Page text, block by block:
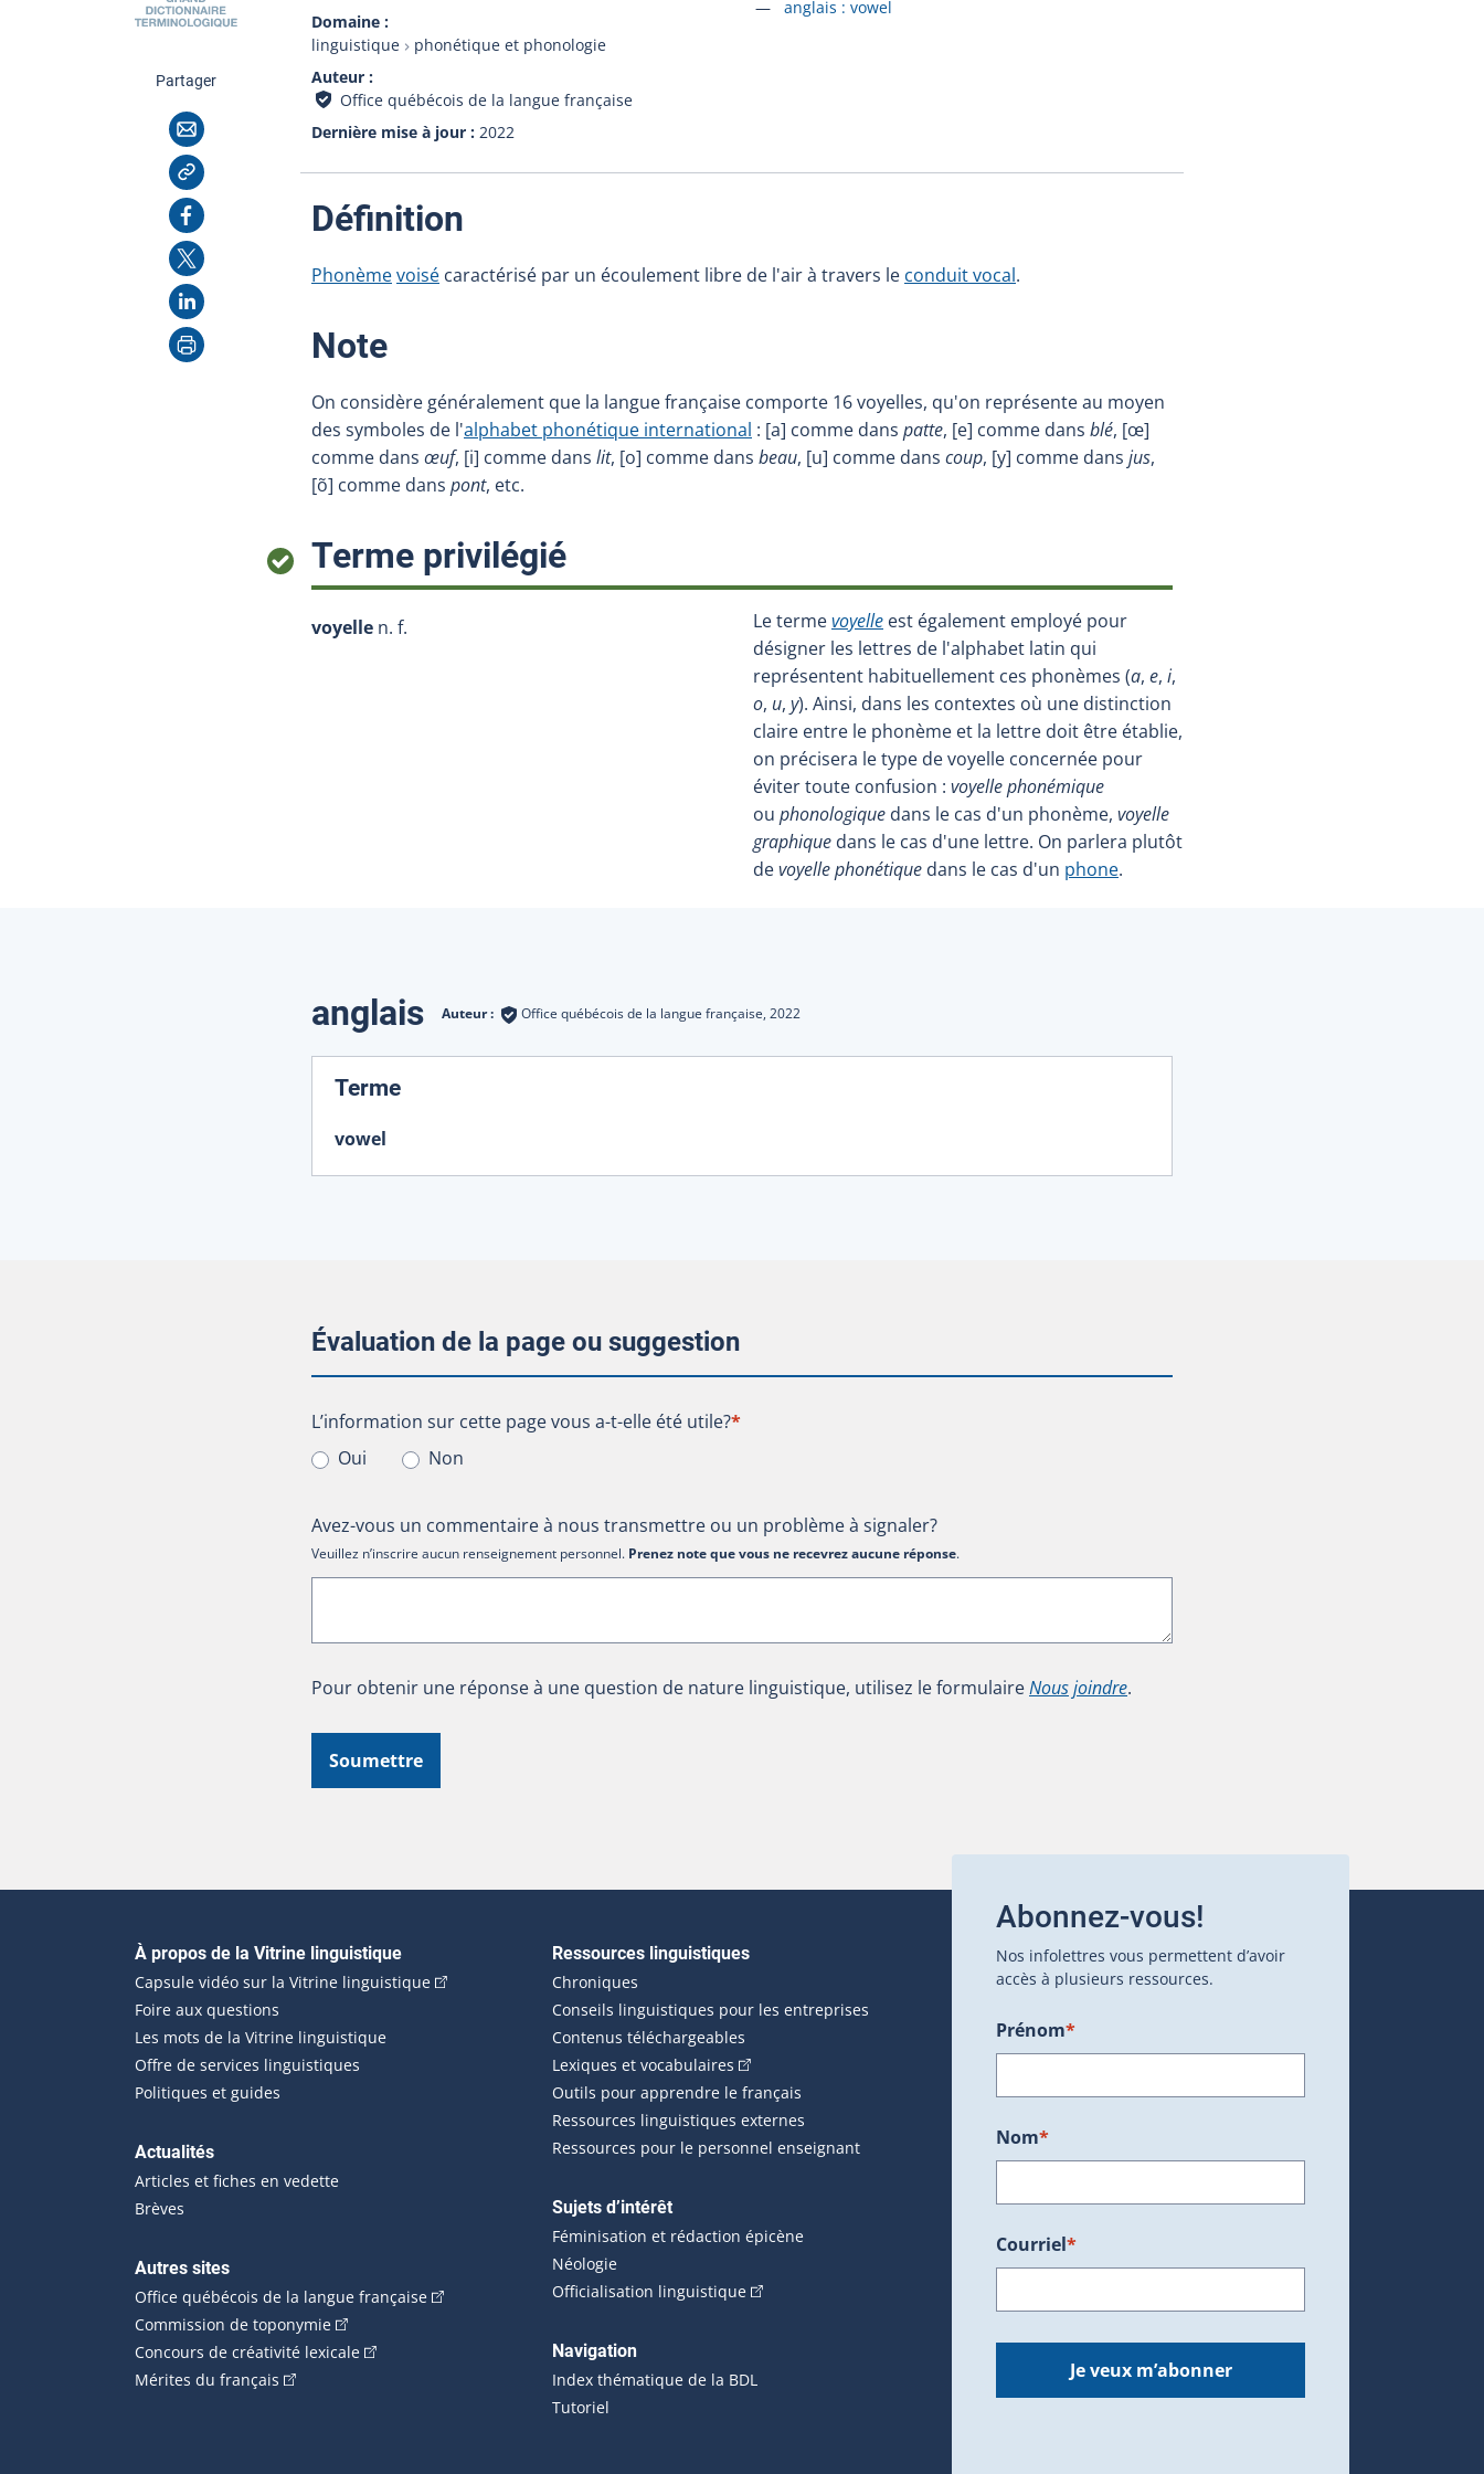
Domaine
linguistique
phonétique et phonologie
Auteur
Office québécois de la langue française
Dernière mise à jour
2022
Accéder à la fiche en
anglais : vowel
Partagercette page
Courriel
Copier l'adresse
Facebook
X
LinkedIn
Imprimer
Définition
Phonèmevoisé caractérisé par un écoulement libre de l'air à travers le conduit vocal.
Note:
On considère généralement que la langue française comporte 16 voyelles, qu'on représente au moyen
des symboles de l'alphabet phonétique international : [a] comme dans patte, [e] comme dans blé, [œ]
comme dans œuf, [i] comme dans lit, [o] comme dans beau, [u] comme dans coup, [y] comme dans jus,
[õ] comme dans pont, etc.
Terme privilégié:
voyelle n. f. Le termevoyelle est également employé pour
désigner les lettres de l'alphabet latin qui
représentent habituellement ces phonèmes (a, e, i,
o, u, y). Ainsi, dans les contextes où une distinction
claire entre le phonème et la lettre doit être établie,
on précisera le type de voyelle concernée pour
éviter toute confusion : voyelle phonémique
ou phonologique dans le cas d'un phonème, voyelle
graphique dans le cas d'une lettre. On parlera plutôt
devoyelle phonétique dans le cas d'un phone.
Traductions
anglais Auteur : Office québécois de la langue française, 2022
Terme:
vowel
Évaluation de la page ou suggestion
L’information sur cette page vous a-t-elle été utile?
L’information sur cette page vous a-t-elle été utile?*
Oui
Non
Avez-vous un commentaire à nous transmettre ou un problème à signaler?
Veuillez n’inscrire aucun renseignement personnel. Prenez note que vous ne recevrez aucune réponse.
Pour obtenir une réponse à une question de nature linguistique, utilisez le formulaireNous joindre.
Soumettre
Navigation principale
À propos de la Vitrine linguistique
Capsule vidéo sur la Vitrine linguistique(Cet hyperlien externe s'ouvrira dans une nouvelle fenêtre.)
Foire aux questions
Les mots de la Vitrine linguistique
Offre de services linguistiques
Politiques et guides
Actualités
Articles et fiches en vedette
Brèves
Autres sites
Office québécois de la langue française(Cet hyperlien externe s'ouvrira dans une nouvelle fenêtre.)
Commission de toponymie(Cet hyperlien externe s'ouvrira dans une nouvelle fenêtre.)
Concours de créativité lexicale(Cet hyperlien externe s'ouvrira dans une nouvelle fenêtre.)
Mérites du français (Cet hyperlien externe s'ouvrira dans une nouvelle fenêtre.)
Ressources linguistiques
Chroniques
Conseils linguistiques pour les entreprises
Contenus téléchargeables
Lexiques et vocabulaires (Cet hyperlien externe s'ouvrira dans une nouvelle fenêtre.)
Outils pour apprendre le français
Ressources linguistiques externes
Ressources pour le personnel enseignant
Sujets d’intérêt
Féminisation et rédaction épicène
Néologie
Officialisation linguistique(Cet hyperlien externe s'ouvrira dans une nouvelle fenêtre.)
Navigation
Index thématique de la BDL
Tutoriel
Abonnez-vous!
Nos infolettres vous permettent d’avoir
accès à plusieurs ressources.
Prénom*
Nom*
Courriel*
Je veux m’abonner